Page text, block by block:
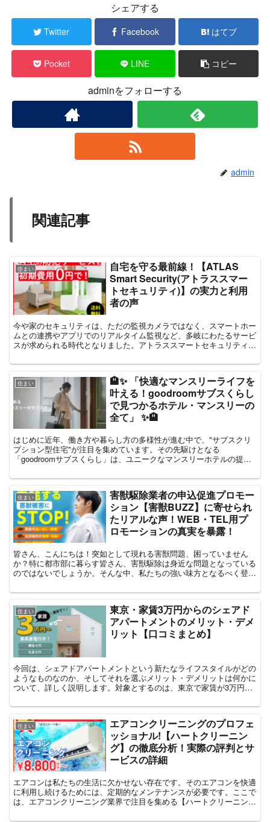
シェアする
Twitter Facebook はてブ
Pocket LINE コピー
adminをフォローする
admin
関連記事
住まい
自宅を守る最前線！【ATLAS
Smart Security(アトラススマー
トセキュリティ)】の実力と利用
者の声
今や家のセキュリティは、ただの監視カメラではなく、スマートホー
ムとの連携やアプリでのリアルタイム監視など、多岐にわたるサービ
スが求められる時代となりました。アトラススマートセキュリティは
住まい
🏨✨ 「快適なマンスリーライフを
叶える！goodroomサブスくらし
で見つかるホテル・マンスリーの
全て」 ✨🏨
はじめに近年、働き方や暮らし方の多様性が進む中で、"サブスクリ
プション型住宅"が注目を集めています。その先駆けとなる
「goodroomサブスくらし」は、ユニークなマンスリーホテルの提供
住まい
害獣駆除業者​の申込促進プロモー
ション【害獣BUZZ】に寄せられ
たリアルな声！WEB・TEL用プ
ロモーションの真実を暴露！
皆さん、こんにちは！突如として現れる害獣問題、困っていません
か？特に都市部に暮らす皆さん、害獣駆除は身近な問題となっている
のではないでしょうか。そんな中、私たちの強い味方となるべく登場
住まい
東京・家賃3万円からのシェアド
アパートメントのメリット・デメ
リット【口コミまとめ】
今回は、シェアドアパートメントという新たなライフスタイルがどの
ようなものなのか、そしてそれを選ぶメリット・デメリットは何かに
ついて、詳しく説明します。対象とするのは、東京で家賃が3万円か
住まい
エアコンクリーニングのプロフェ
ッショナル!【ハートクリーニン
グ】の徹底分析！実際の評判とサ
ービスの詳細
エアコンは私たちの生活に欠かせない存在です。そのエアコンを快適
に利用し続けるためには、定期的なメンテナンスが必要です。ここで
は、エアコンクリーニング業界で注目を集める【ハートクリーニン